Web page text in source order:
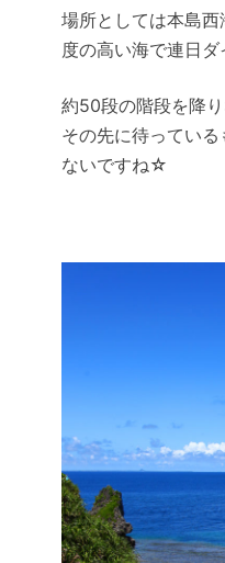
場所としては本島
度の高い海で連日ダ
約50段の階段を降り
その先に待ってい
ないですね☆